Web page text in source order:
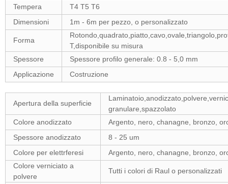
Tempera
T4 T5 T6
Dimensioni
1m - 6m per pezzo, o personalizzato
Forma
T,disponibile su misura
Spessore
Spessore profilo generale: 0.8 - 5,0 mm
Applicazione
Costruzione
Apertura della superficie
granulare,spazzolato
Colore anodizzato
Argento, nero, chanagne, bronzo,
Spessore anodizzato
8 - 25 um
Colore per elettrferesi
Argento, nero, chanagne, bronzo,
Colore verniciato a
polvere
Tutti i colori di Raul o personalizzati